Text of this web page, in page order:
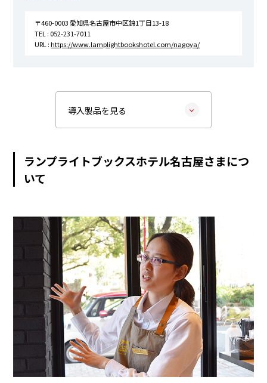
〒460-0003 愛知県名古屋市中区錦1丁目13-18
TEL : 052-231-7011
URL :https://www.lamplightbookshotel.com/nagoya/
導入製品を見る
ランプライトブックスホテル名古屋さまにつ
いて